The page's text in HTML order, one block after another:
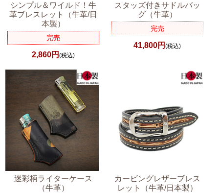
シンプル＆ワイルド！牛
革ブレスレット（牛革/日
本製）
完売
2,860円(税込)
スタッズ付きサドルバッ
グ（牛革）
完売
41,800円(税込)
迷彩柄ライターケース
（牛革）
カービングレザーブレス
レット（牛革/日本製）